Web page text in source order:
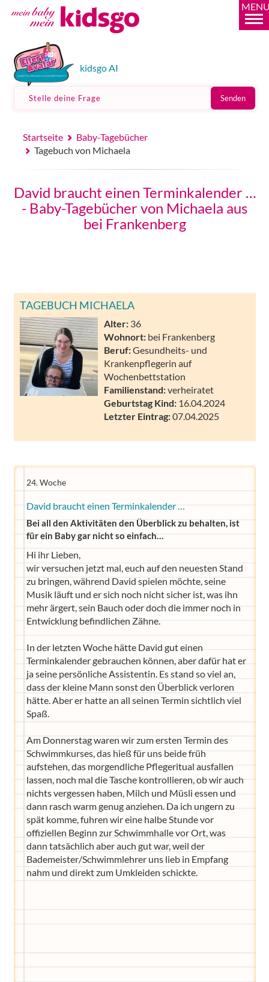
kidsgo AI
Stelle deine Frage Senden
Startseite
Baby-Tagebücher
Tagebuch von Michaela
David braucht einen Terminkalender …
- Baby-Tagebücher von Michaela aus
bei Frankenberg
TAGEBUCH MICHAELA
Alter: 36
Wohnort: bei Frankenberg
Beruf:Gesundheits- und
Krankenpflegerin auf
Wochenbettstation
Familienstand:verheiratet
Geburtstag Kind: 16.04.2024
Letzter Eintrag:07.04.2025
24. Woche
David braucht einen Terminkalender …
Bei all den Aktivitäten den Überblick zu behalten, ist
für ein Baby gar nicht so einfach…
Hi ihr Lieben,
wir versuchen jetzt mal, euch auf den neuesten Stand
zu bringen, während David spielen möchte, seine
Musik läuft und er sich noch nicht sicher ist, was ihn
mehr ärgert, sein Bauch oder doch die immer noch in
Entwicklung befindlichen Zähne.
In der letzten Woche hätte David gut einen
Terminkalender gebrauchen können, aber dafür hat er
ja seine persönliche Assistentin. Es stand so viel an,
dass der kleine Mann sonst den Überblick verloren
hätte. Aber er hatte an all seinen Termin sichtlich viel
Spaß.
Am Donnerstag waren wir zum ersten Termin des
Schwimmkurses, das hieß für uns beide früh
aufstehen, das morgendliche Pflegeritual ausfallen
lassen, noch mal die Tasche kontrollieren, ob wir auch
nichts vergessen haben, Milch und Müsli essen und
dann rasch warm genug anziehen. Da ich ungern zu
spät komme, fuhren wir eine halbe Stunde vor
offiziellen Beginn zur Schwimmhalle vor Ort, was
dann tatsächlich aber auch gut war, weil der
Bademeister/Schwimmlehrer uns lieb in Empfang
nahm und direkt zum Umkleiden schickte.